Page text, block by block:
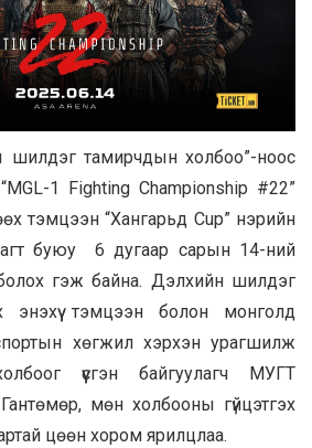
шилдэг тамирчдын холбоо”-ноос
1 Fighting Championship #22”
тэмцээн “Хангарьд Cup” нэрийн
буюу 6 дугаар сарын 14-ний
гэж байна. Дэлхийн шилдэг
энэхүү тэмцээн болон монголд
хөгжил хэрхэн урагшилж
үүсгэн байгуулагч МУГТ
мөн холбооны гүйцэтгэх
цөөн хором ярилцлаа.